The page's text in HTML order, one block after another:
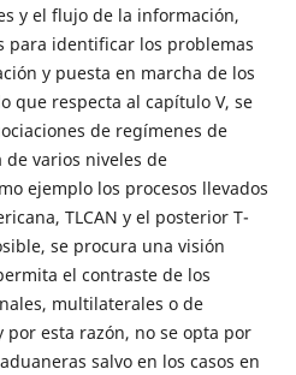
y el flujo de la información,
para identificar los problemas
y puesta en marcha de los
que respecta al capítulo V, se
de regímenes de
varios niveles de
ejemplo los procesos llevados
TLCAN y el posterior T-
se procura una visión
el contraste de los
multilaterales o de
esta razón, no se opta por
salvo en los casos en